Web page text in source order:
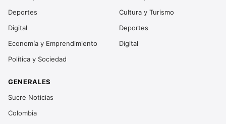
Deportes
Digital
Economía y Emprendimiento
Política y Sociedad
Cultura y Turismo
Deportes
Digital
GENERALES
Sucre Noticias
Colombia